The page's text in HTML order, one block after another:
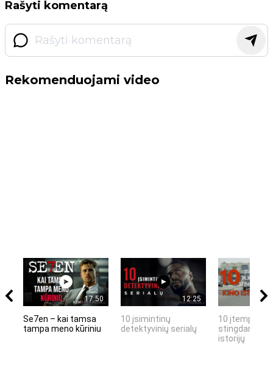
Rašyti komentarą
Rekomenduojami video
17:50
Se7en – kai tamsa
tampa meno kūriniu
12:25
10 įsimintinų
detektyvinių serialų
10 įtemptų,
stingdančių
istorijų